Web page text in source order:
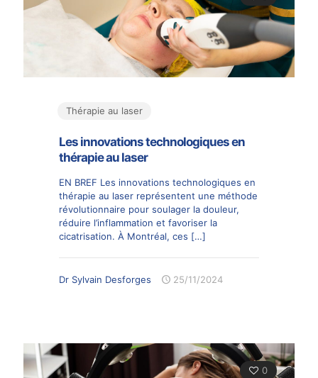
Thérapie au laser
Les innovations technologiques en
thérapie au laser
EN BREF Les innovations technologiques en
thérapie au laser représentent une méthode
révolutionnaire pour soulager la douleur,
réduire l’inflammation et favoriser la
cicatrisation. À Montréal, ces […]
Dr Sylvain Desforges 25/11/2024
0